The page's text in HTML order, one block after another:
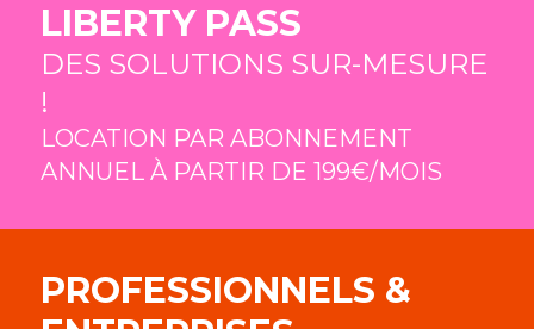
LIBERTY PASS
DES SOLUTIONS SUR-MESURE
!
LOCATION PAR ABONNEMENT
ANNUEL À PARTIR DE 199€/MOIS
PROFESSIONNELS &